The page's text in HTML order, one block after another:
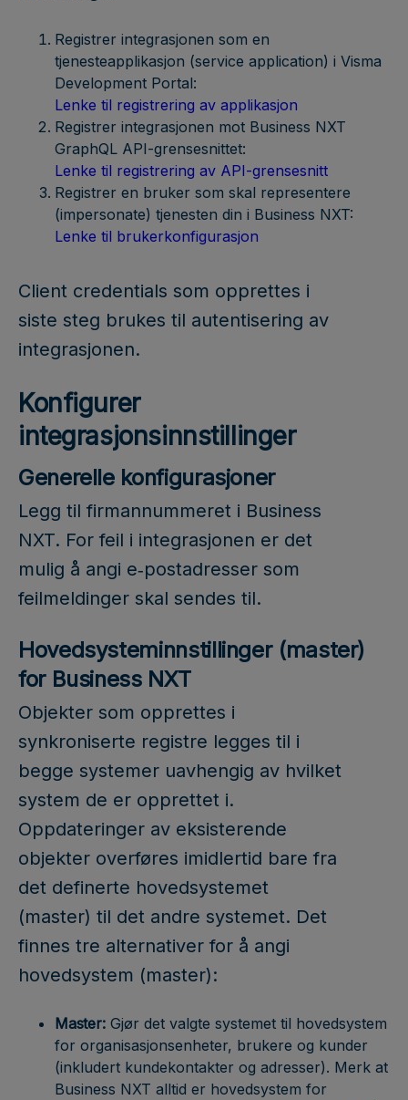
Registrer integrasjonen som en
tjenesteapplikasjon (service application) i Visma
Development Portal:
Lenke til registrering av applikasjon
Registrer integrasjonen mot Business NXT
GraphQL API-grensesnittet:
Lenke til registrering av API-grensesnitt
Registrer en bruker som skal representere
(impersonate) tjenesten din i Business NXT:
Lenke til brukerkonfigurasjon
Client credentials som opprettes i
siste steg brukes til autentisering av
integrasjonen.
Konfigurer
integrasjonsinnstillinger
Generelle konfigurasjoner
Legg til firmannummeret i Business
NXT. For feil i integrasjonen er det
mulig å angi e‑postadresser som
feilmeldinger skal sendes til.
Hovedsysteminnstillinger (master)
for Business NXT
Objekter som opprettes i
synkroniserte registre legges til i
begge systemer uavhengig av hvilket
system de er opprettet i.
Oppdateringer av eksisterende
objekter overføres imidlertid bare fra
det definerte hovedsystemet
(master) til det andre systemet. Det
finnes tre alternativer for å angi
hovedsystem (master):
Master:Gjør det valgte systemet til hovedsystem
for organisasjonsenheter, brukere og kunder
(inkludert kundekontakter og adresser). Merk at
Business NXT alltid er hovedsystem for